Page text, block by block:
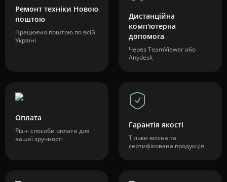
Ремонт техніки Новою
поштою
Працюємо поштою по всій
Україні
Дистанційна
комп'ютерна
допомога
Через TeamViewer або
Anydesk
Оплата
Різні способи оплати для
вашої зручності
Гарантія якості
Тільки якісна та
сертифікована продукція